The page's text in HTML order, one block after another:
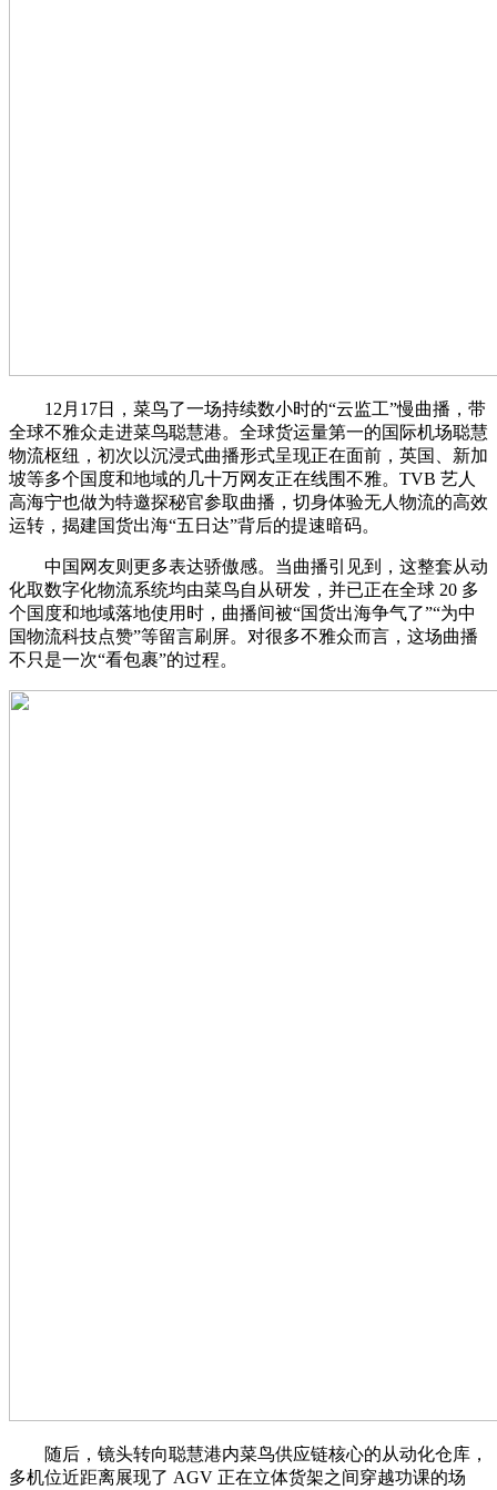
12月17日，菜鸟了一场持续数小时的“云监工”慢曲播，带
全球不雅众走进菜鸟聪慧港。全球货运量第一的国际机场聪慧
物流枢纽，初次以沉浸式曲播形式呈现正在面前，英国、新加
坡等多个国度和地域的几十万网友正在线围不雅。TVB 艺人
高海宁也做为特邀探秘官参取曲播，切身体验无人物流的高效
运转，揭建国货出海“五日达”背后的提速暗码。
中国网友则更多表达骄傲感。当曲播引见到，这整套从动
化取数字化物流系统均由菜鸟自从研发，并已正在全球 20 多
个国度和地域落地使用时，曲播间被“国货出海争气了”“为中
国物流科技点赞”等留言刷屏。对很多不雅众而言，这场曲播
不只是一次“看包裹”的过程。
随后，镜头转向聪慧港内菜鸟供应链核心的从动化仓库，
多机位近距离展现了 AGV 正在立体货架之间穿越功课的场